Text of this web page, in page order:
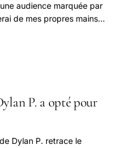
audience marquée par
de mes propres mains».
P. a opté pour
Dylan P. retrace le